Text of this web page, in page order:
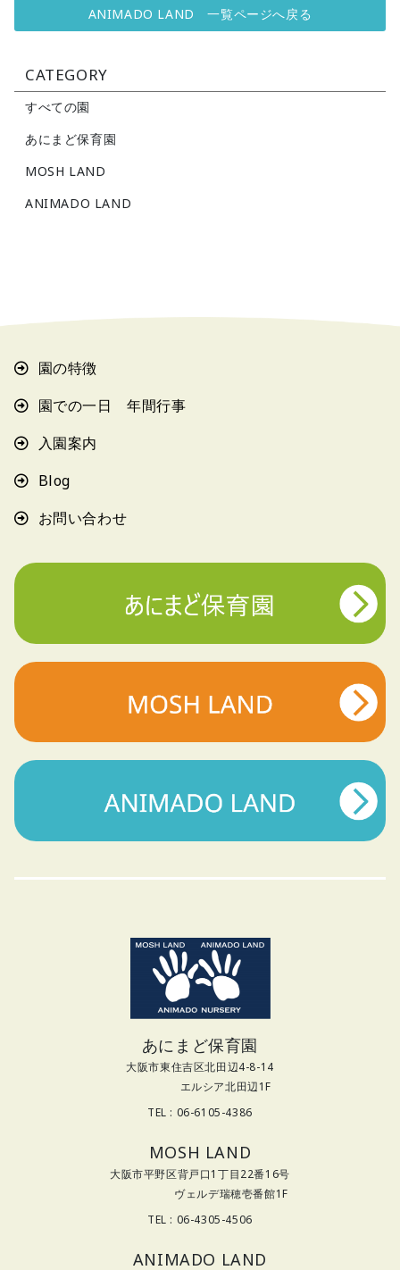
ANIMADO LAND 一覧ページへ戻る
CATEGORY
すべての園
あにまど保育園
MOSH LAND
ANIMADO LAND
園の特徴
園での一日 年間行事
入園案内
Blog
お問い合わせ
あにまど保育園
大阪市東住吉区北田辺4-8-14
エルシア北田辺1F
TEL : 06-6105-4386
MOSH LAND
大阪市平野区背戸口1丁目22番16号
ヴェルデ瑞穂壱番館1F
TEL : 06-4305-4506
ANIMADO LAND